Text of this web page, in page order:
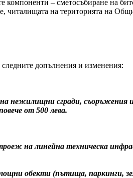
компоненти – сметосъбиране на
читалищата на територията на
следните допълнения и изменения:
нежилищни сгради, съоръжения
от 500 лева.
на линейна техническа
обекти (пътища, паркинги,